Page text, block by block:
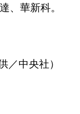
、華新科。
／中央社）